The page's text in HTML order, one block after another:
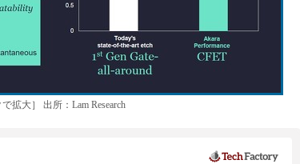
拡大］ 出所：Lam Research